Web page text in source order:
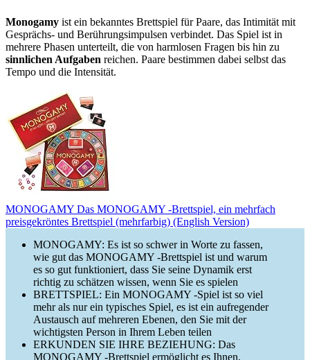
Monogamy ist ein bekanntes Brettspiel für Paare, das Intimität mit
Gesprächs- und Berührungsimpulsen verbindet. Das Spiel ist in
mehrere Phasen unterteilt, die von harmlosen Fragen bis hin zu
sinnlichen Aufgaben reichen. Paare bestimmen dabei selbst das
Tempo und die Intensität.
MONOGAMY Das MONOGAMY -Brettspiel, ein mehrfach
preisgekröntes Brettspiel (mehrfarbig) (English Version)
MONOGAMY: Es ist so schwer in Worte zu fassen,
wie gut das MONOGAMY -Brettspiel ist und warum
es so gut funktioniert, dass Sie seine Dynamik erst
richtig zu schätzen wissen, wenn Sie es spielen
BRETTSPIEL: Ein MONOGAMY -Spiel ist so viel
mehr als nur ein typisches Spiel, es ist ein aufregender
Austausch auf mehreren Ebenen, den Sie mit der
wichtigsten Person in Ihrem Leben teilen
ERKUNDEN SIE IHRE BEZIEHUNG: Das
MONOGAMY -Brettspiel ermöglicht es Ihnen,